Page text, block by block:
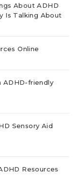
About ADHD
Is Talking About
Online
ADHD-friendly
Sensory Aid
Resources